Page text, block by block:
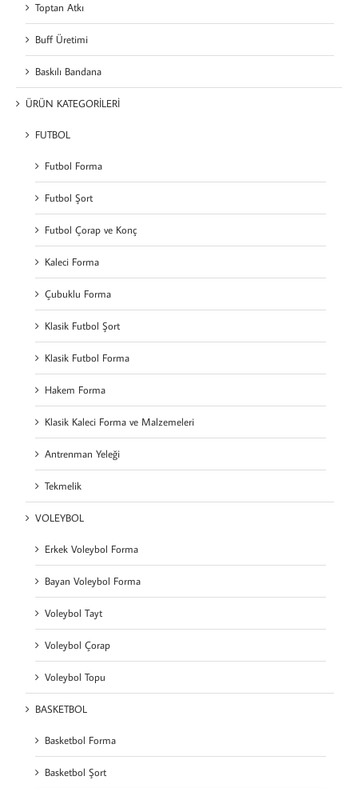
Toptan Atkı
Buff Üretimi
Baskılı Bandana
ÜRÜN KATEGORİLERİ
FUTBOL
Futbol Forma
Futbol Şort
Futbol Çorap ve Konç
Kaleci Forma
Çubuklu Forma
Klasik Futbol Şort
Klasik Futbol Forma
Hakem Forma
Klasik Kaleci Forma ve Malzemeleri
Antrenman Yeleği
Tekmelik
VOLEYBOL
Erkek Voleybol Forma
Bayan Voleybol Forma
Voleybol Tayt
Voleybol Çorap
Voleybol Topu
BASKETBOL
Basketbol Forma
Basketbol Şort